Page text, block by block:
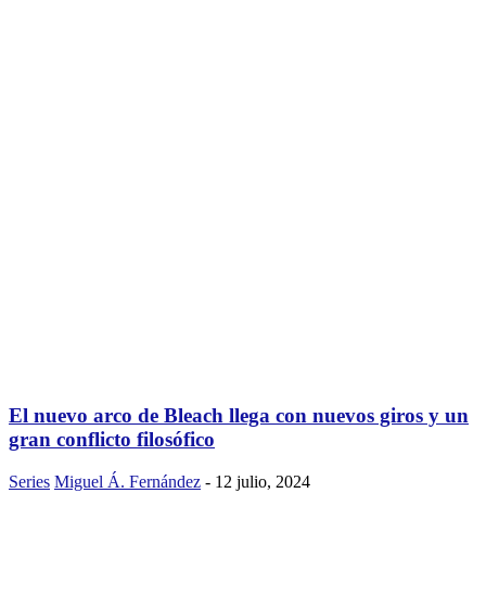
El nuevo arco de Bleach llega con nuevos giros y un
gran conflicto filosófico
Series Miguel Á. Fernández - 12 julio, 2024